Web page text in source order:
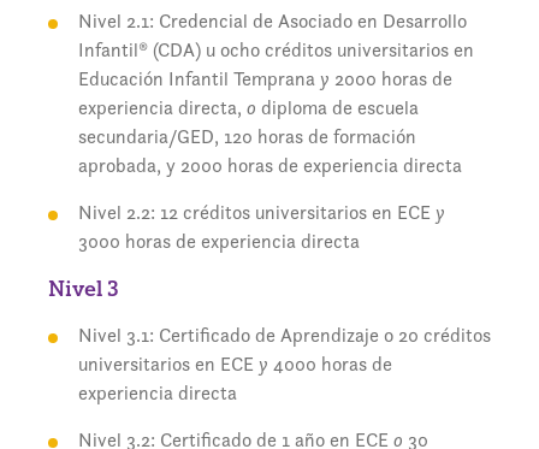
Nivel 2.1: Credencial de Asociado en Desarrollo
Infantil® (CDA) u ocho créditos universitarios en
Educación Infantil Tempranay 2000 horas de
experiencia directa, o diploma de escuela
secundaria/GED, 120 horas de formación
aprobada, y 2000 horas de experiencia directa
Nivel 2.2: 12 créditos universitarios en ECE y
3000 horas de experiencia directa
Nivel 3
Nivel 3.1: Certificado de Aprendizaje o 20 créditos
universitarios en ECE y 4000 horas de
experiencia directa
Nivel 3.2: Certificado de 1 año en ECE o 30